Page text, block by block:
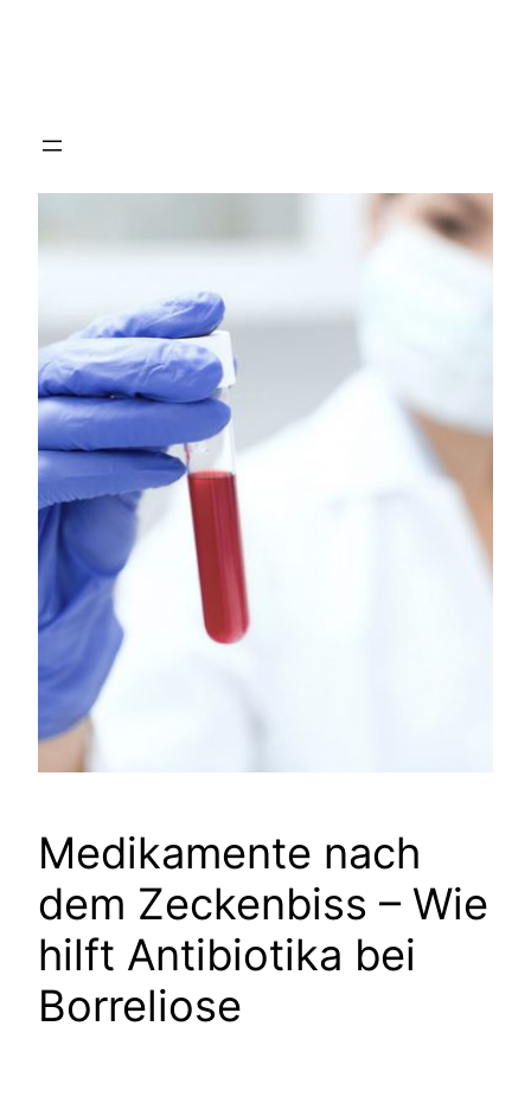
Medikamente nach
dem Zeckenbiss – Wie
hilft Antibiotika bei
Borreliose